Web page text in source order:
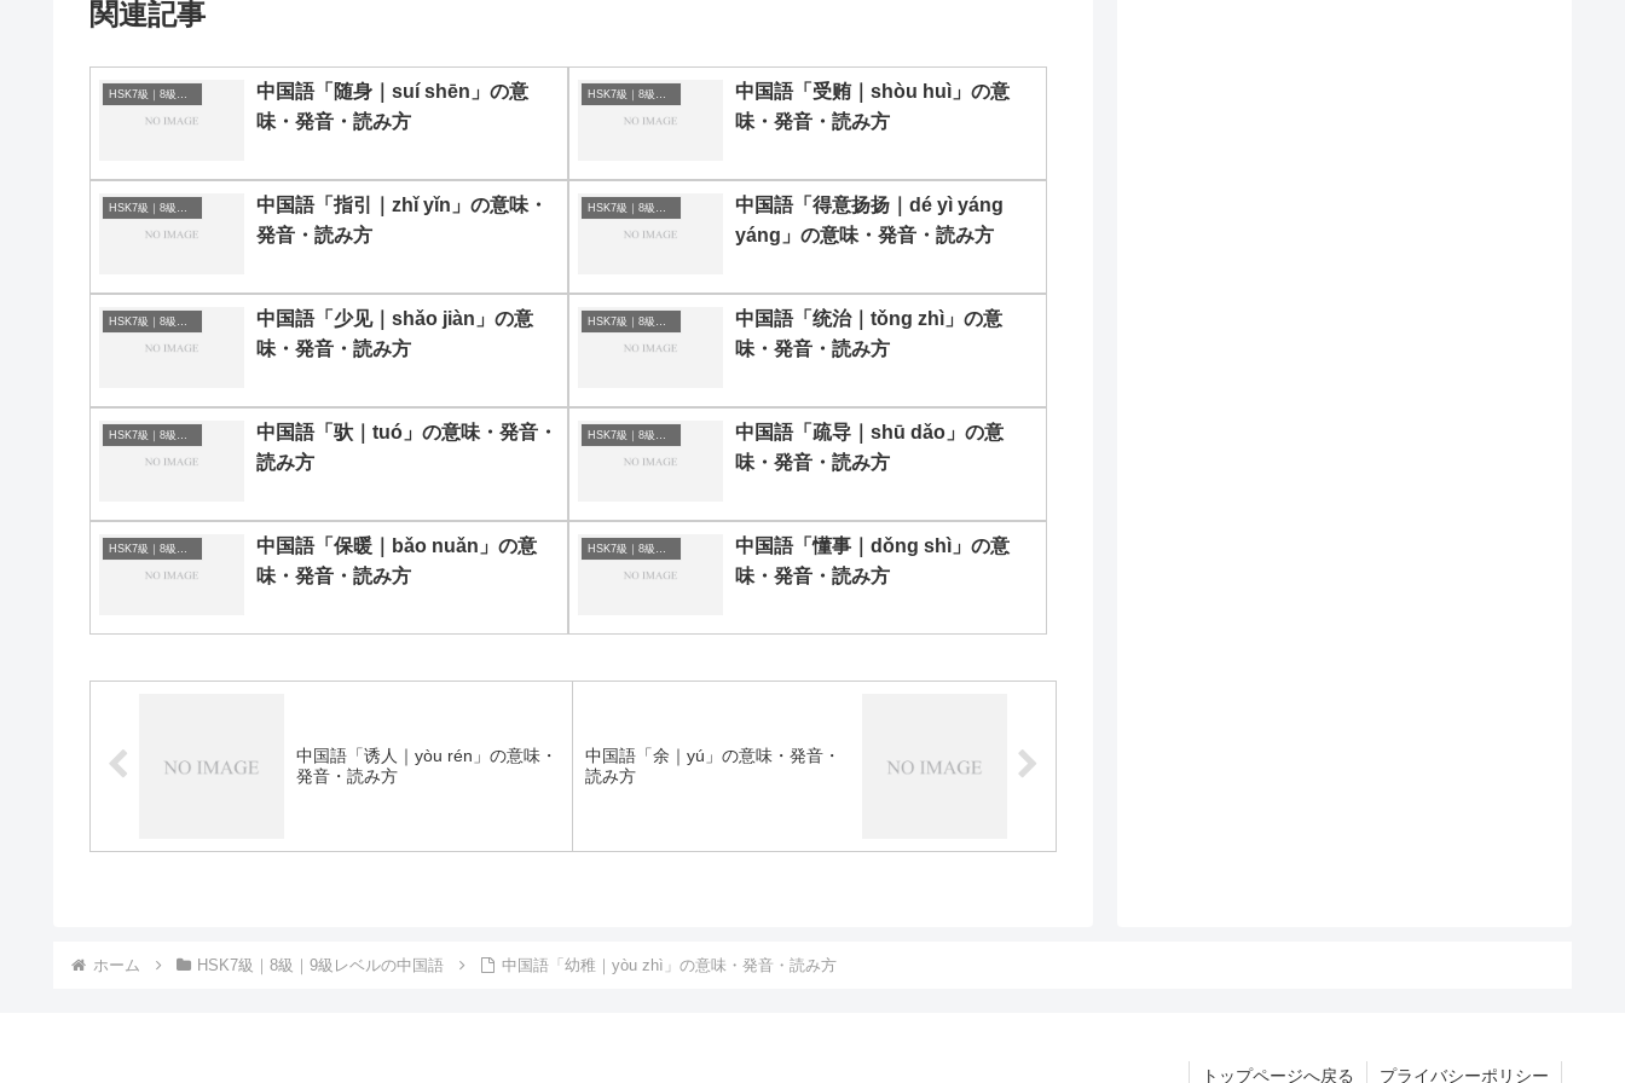
関連記事
中国語「随身｜suí shēn」の意
味・発音・読み方
中国語「受贿｜shòu huì」の意
味・発音・読み方
中国語「指引｜zhǐ yǐn」の意味・
発音・読み方
中国語「得意扬扬｜dé yì yáng
yáng」の意味・発音・読み方
中国語「少见｜shǎo jiàn」の意
味・発音・読み方
中国語「统治｜tǒng zhì」の意
味・発音・読み方
中国語「驮｜tuó」の意味・発音・
読み方
中国語「疏导｜shū dǎo」の意
味・発音・読み方
中国語「保暖｜bǎo nuǎn」の意
味・発音・読み方
中国語「懂事｜dǒng shì」の意
味・発音・読み方
中国語「诱人｜yòu rén」の意味・
発音・読み方
中国語「余｜yú」の意味・発音・
読み方
ホーム HSK7級｜8級｜9級レベルの中国語 中国語「幼稚｜yòu zhì」の意味・発音・読み方
トップページへ戻る プライバシーポリシー